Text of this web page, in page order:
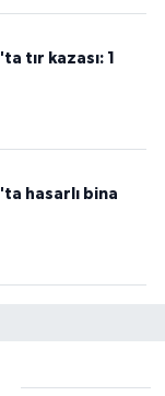
tır kazası: 1
hasarlı bina